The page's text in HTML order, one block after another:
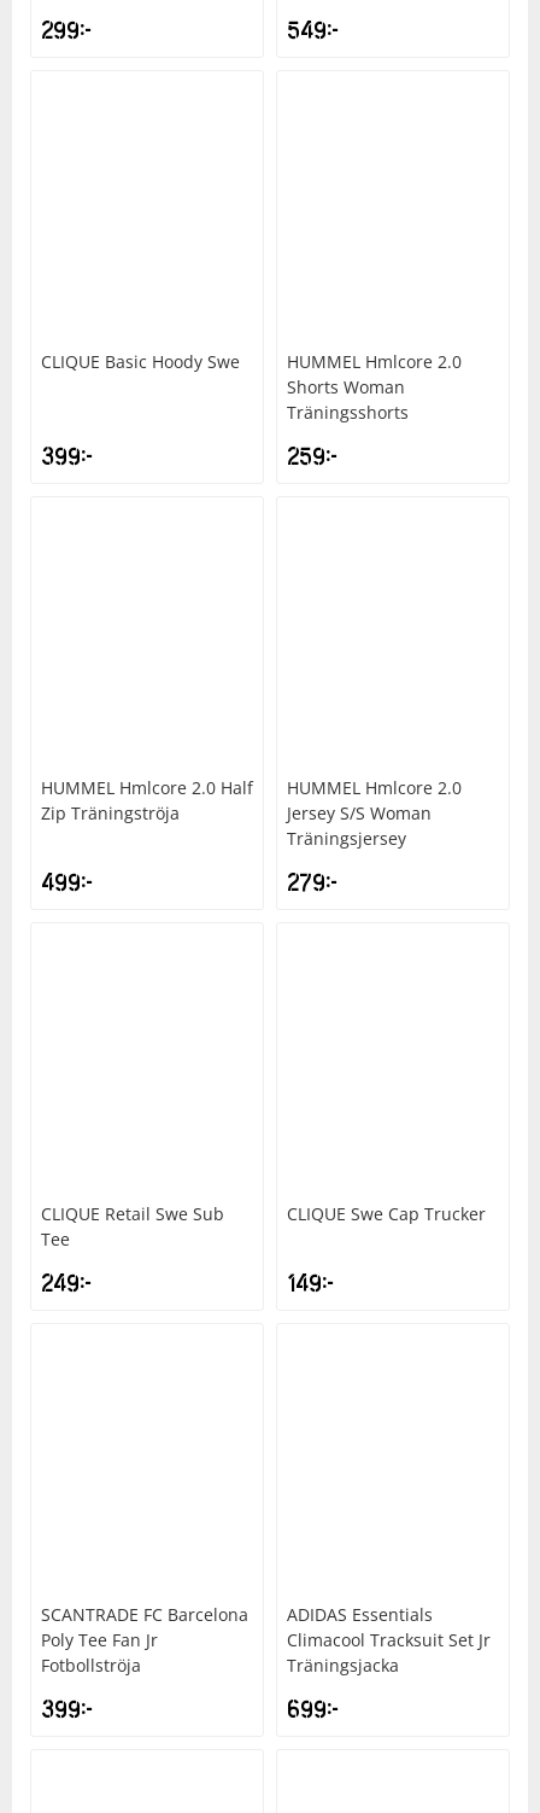
299kr 549kr
CLIQUE Basic Hoody Swe
399kr
HUMMEL Hmlcore 2.0
Shorts Woman
Träningsshorts
259kr
HUMMEL Hmlcore 2.0 Half
Zip Träningströja
499kr
HUMMEL Hmlcore 2.0
Jersey S/S Woman
Träningsjersey
279kr
CLIQUE Retail Swe Sub
Tee
249kr
CLIQUE Swe Cap Trucker
149kr
SCANTRADE FC Barcelona
Poly Tee Fan Jr
Fotbollströja
399kr
ADIDAS Essentials
Climacool Tracksuit Set Jr
Träningsjacka
699kr